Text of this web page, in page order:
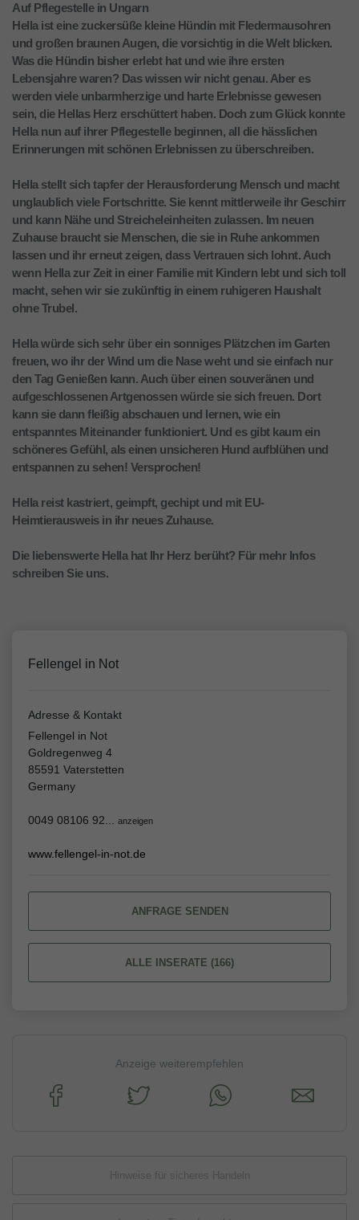
Auf Pflegestelle in Ungarn
Hella ist eine zuckersüße kleine Hündin mit Fledermausohren
und großen braunen Augen, die vorsichtig in die Welt blicken.
Was die Hündin bisher erlebt hat und wie ihre ersten
Lebensjahre waren? Das wissen wir nicht genau. Aber es
werden viele unbarmherzige und harte Erlebnisse gewesen
sein, die Hellas Herz erschüttert haben. Doch zum Glück konnte
Hella nun auf ihrer Pflegestelle beginnen, all die hässlichen
Erinnerungen mit schönen Erlebnissen zu überschreiben.
Hella stellt sich tapfer der Herausforderung Mensch und macht
unglaublich viele Fortschritte. Sie kennt mittlerweile ihr Geschirr
und kann Nähe und Streicheleinheiten zulassen. Im neuen
Zuhause braucht sie Menschen, die sie in Ruhe ankommen
lassen und ihr erneut zeigen, dass Vertrauen sich lohnt. Auch
wenn Hella zur Zeit in einer Familie mit Kindern lebt und sich toll
macht, sehen wir sie zukünftig in einem ruhigeren Haushalt
ohne Trubel.
Hella würde sich sehr über ein sonniges Plätzchen im Garten
freuen, wo ihr der Wind um die Nase weht und sie einfach nur
den Tag Genießen kann. Auch über einen souveränen und
aufgeschlossenen Artgenossen würde sie sich freuen. Dort
kann sie dann fleißig abschauen und lernen, wie ein
entspanntes Miteinander funktioniert. Und es gibt kaum ein
schöneres Gefühl, als einen unsicheren Hund aufblühen und
entspannen zu sehen! Versprochen!
Hella reist kastriert, geimpft, gechipt und mit EU-
Heimtierausweis in ihr neues Zuhause.
Die liebenswerte Hella hat Ihr Herz berüht? Für mehr Infos
schreiben Sie uns.
Fellengel in Not
Adresse & Kontakt
Fellengel in Not
Goldregenweg 4
85591 Vaterstetten
Germany
0049 08106 92... anzeigen
www.fellengel-in-not.de
ANFRAGE SENDEN
ALLE INSERATE (166)
Anzeige weiterempfehlen
Hinweise für sicheres Handeln